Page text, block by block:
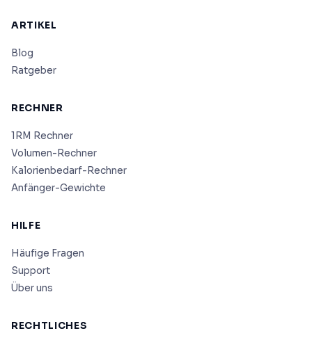
ARTIKEL
Blog
Ratgeber
RECHNER
1RM Rechner
Volumen-Rechner
Kalorienbedarf-Rechner
Anfänger-Gewichte
HILFE
Häufige Fragen
Support
Über uns
RECHTLICHES